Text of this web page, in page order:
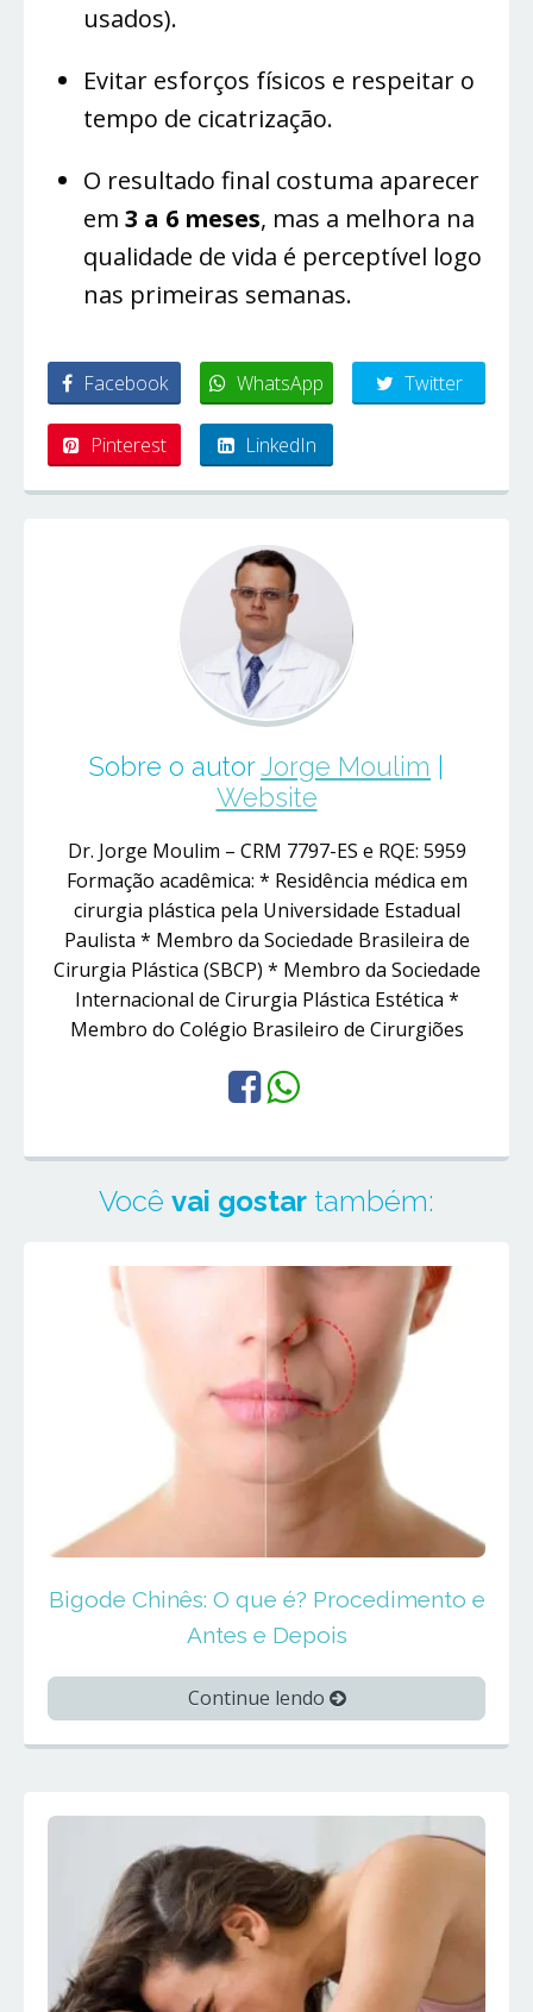
usados).
Evitar esforços físicos e respeitar o
tempo de cicatrização.
O resultado final costuma aparecer
em 3 a 6 meses, mas a melhora na
qualidade de vida é perceptível logo
nas primeiras semanas.
Facebook WhatsApp Twitter
Pinterest LinkedIn
Sobre o autorJorge Moulim |
Website
Dr. Jorge Moulim – CRM 7797-ES e RQE: 5959
Formação acadêmica: * Residência médica em
cirurgia plástica pela Universidade Estadual
Paulista * Membro da Sociedade Brasileira de
Cirurgia Plástica (SBCP) * Membro da Sociedade
Internacional de Cirurgia Plástica Estética *
Membro do Colégio Brasileiro de Cirurgiões
Você vai gostar também:
Bigode Chinês: O que é? Procedimento e
Antes e Depois
Continue lendo